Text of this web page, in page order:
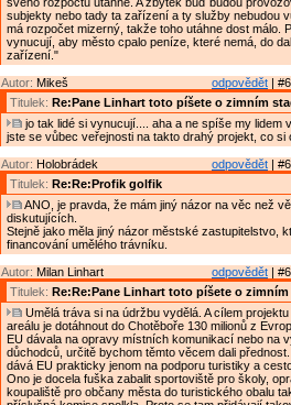
subjekty nebo tady ta zařízení a ty služby nebudou
má rozpočet mizerný, takže toho utáhne dost málo.
vynucují, aby město cpalo peníze, které nemá, do
zařízení."
odpovědět |
Autor: Mikeš
Titulek: Re:Pane Linhart toto píšete o zimním
jo tak lidé si vynucují.... aha a ne spíše my lidem
jste se vůbec veřejnosti na takto drahý projekt, co si
odpovědět |
Autor: Holobrádek
Titulek: Re:Re:Profik golfik
ANO, je pravda, že mám jiný názor na věc než
diskutujících.
Stejně jako měla jiný názor městské zastupitelstvo,
financování umělého trávníku.
odpovědět |
Autor: Milan Linhart
Titulek: Re:Re:Pane Linhart toto píšete o
Umělá tráva si na údržbu vydělá. A cílem
areálu je dotáhnout do Chotěboře 130 milionů z
EU dávala na opravy místních komunikací nebo na
důchodců, určitě bychom těmto věcem dali
dává EU prakticky jenom na podporu turistiky a
Ono je docela fuška zabalit sportoviště pro školy,
koupaliště pro občany města do turistického obalu